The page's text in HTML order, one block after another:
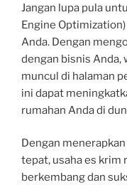
Jangan lupa pula
Engine
Anda. Dengan
dengan bisnis Anda,
muncul di halaman
ini dapat
rumahan Anda di
Dengan
tepat, usaha es krim
berkembang dan